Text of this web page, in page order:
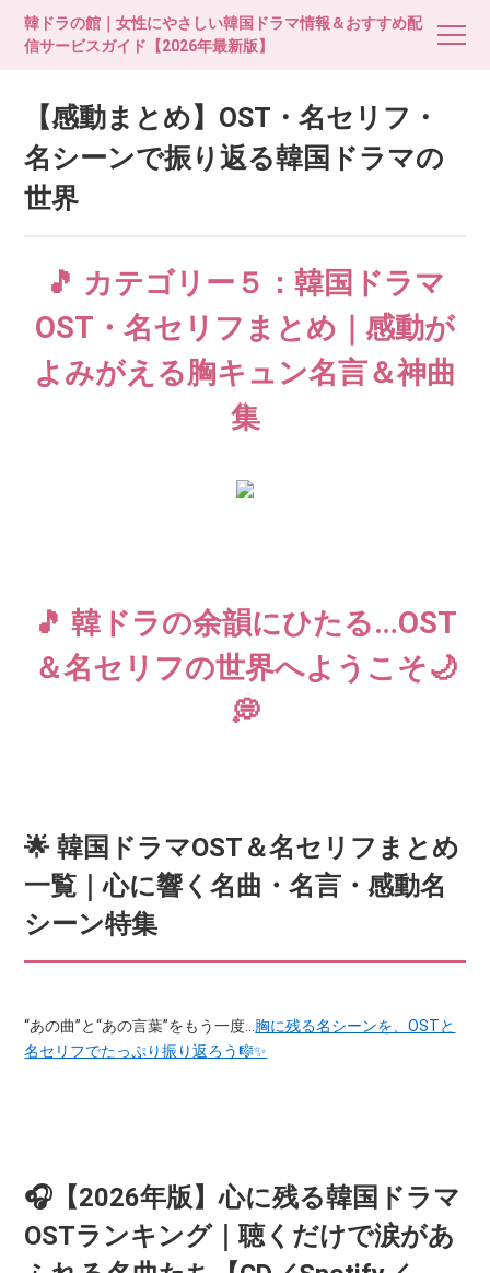
韓ドラの館｜女性にやさしい韓国ドラマ情報＆おすすめ配
信サービスガイド【2026年最新版】
【感動まとめ】OST・名セリフ・
名シーンで振り返る韓国ドラマの
世界
🎵 カテゴリー５：韓国ドラマ
OST・名セリフまとめ｜感動が
よみがえる胸キュン名言＆神曲
集
🎵 韓ドラの余韻にひたる…OST
＆名セリフの世界へようこそ🌙
💭
🌟 韓国ドラマOST＆名セリフまとめ
一覧｜心に響く名曲・名言・感動名
シーン特集
“あの曲”と“あの言葉”をもう一度…胸に残る名シーンを、OSTと
名セリフでたっぷり振り返ろう🎼✨
🎧【2026年版】心に残る韓国ドラマ
OSTランキング｜聴くだけで涙があ